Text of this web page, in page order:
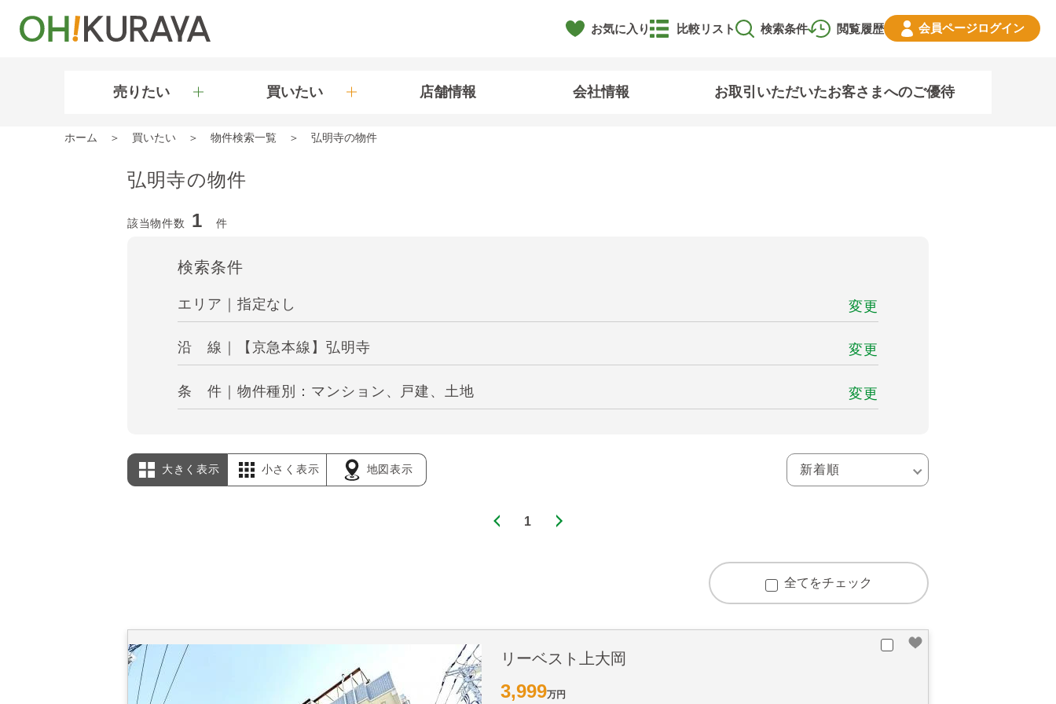
お気に入り 閲覧履歴
比較リスト 検索条件 会員ページログイン
売りたい 買いたい 店舗情報 会社情報 お取引いただいたお客さまへのご優待
ホーム 買いたい 物件検索一覧 弘明寺の物件
弘明寺の物件
該当物件数 1 件
検索条件
エリア｜指定なし 変更
沿 線｜【京急本線】弘明寺 変更
条 件｜物件種別：マンション、戸建、土地 変更
大きく表示 小さく表示 地図表示
1
全てをチェック
リーベスト上大岡
3,999万円